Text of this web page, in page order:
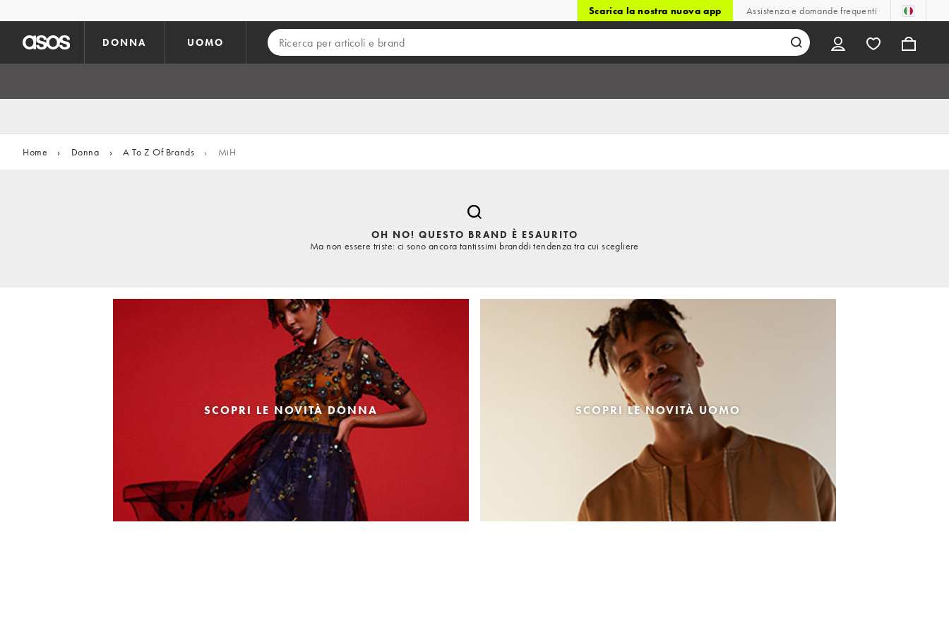
Scarica la nostra nuova app Assistenza e domande frequenti
DONNA UOMO
Home › Donna › A To Z Of Brands › MiH
OH NO! QUESTO BRAND È ESAURITO
Ma non essere triste: ci sono ancora tantissimi branddi tendenza tra cui scegliere
SCOPRI LE NOVITÀ DONNA SCOPRI LE NOVITÀ UOMO